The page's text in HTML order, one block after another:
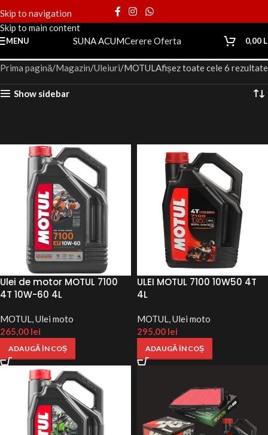
Skip to navigation
Skip to main content
MENU SUNA ACUMCerere Oferta 0,00
Prima pagină Magazin Uleiuri MOTULAfișez toate cele 6 rezultate
Show sidebar
Ulei de motor MOTUL 7100
4T 10W-60 4L
MOTUL,Ulei moto
265,00 lei
ADAUGĂ ÎN COȘ
ULEI MOTUL 7100 10W50 4T
4L
MOTUL,Ulei moto
295,00 lei
ADAUGĂ ÎN COȘ